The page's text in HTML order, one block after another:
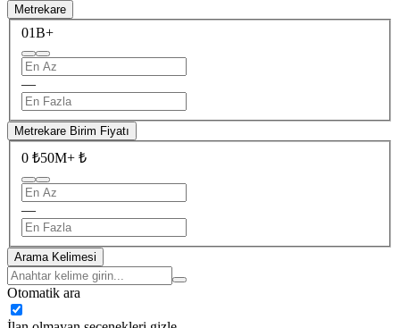
Metrekare
01B+
—
Metrekare Birim Fiyatı
0 ₺50M+ ₺
—
Arama Kelimesi
Otomatik ara